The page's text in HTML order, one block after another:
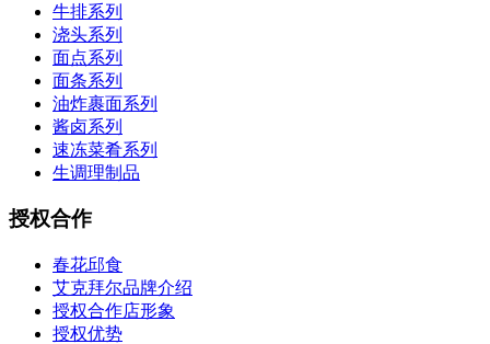
牛排系列
浇头系列
面点系列
面条系列
油炸裹面系列
酱卤系列
速冻菜肴系列
生调理制品
授权合作
春花邱食
艾克拜尔品牌介绍
授权合作店形象
授权优势